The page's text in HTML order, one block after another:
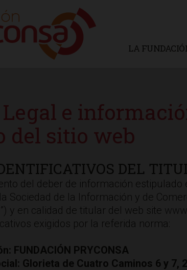
LA
e
del sitio web
DEL
del deber de información
Sociedad de la Información y de
y en calidad de titular del web site
exigidos por la referida norma:
FUNDACIÓN PRYCONSA
Glorieta de Cuatro Caminos 6 y 7,